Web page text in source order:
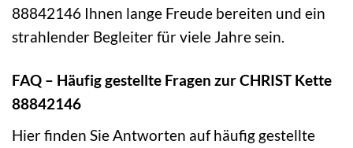
88842146 Ihnen lange Freude bereiten und ein
strahlender Begleiter für viele Jahre sein.
FAQ – Häufig gestellte Fragen zur CHRIST Kette
88842146
Hier finden Sie Antworten auf häufig gestellte